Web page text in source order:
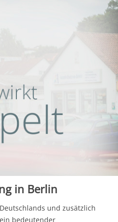
in Berlin
und zusätzlich
bedeutender